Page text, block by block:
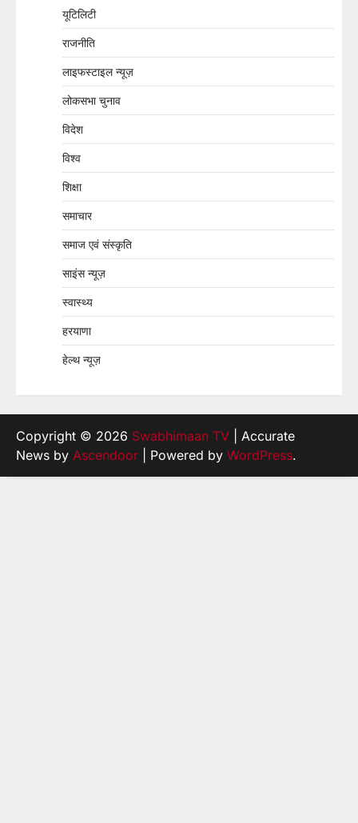
यूटिलिटी
राजनीति
लाइफस्टाइल न्यूज़
लोकसभा चुनाव
विदेश
विश्व
शिक्षा
समाचार
समाज एवं संस्कृति
साइंस न्यूज़
स्वास्थ्य
हरयाणा
हेल्थ न्यूज़
Copyright © 2026 Swabhimaan TV | Accurate
News by Ascendoor | Powered by WordPress.